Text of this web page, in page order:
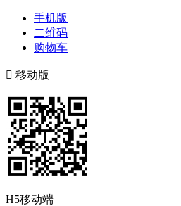
手机版
二维码
购物车
 移动版
H5移动端